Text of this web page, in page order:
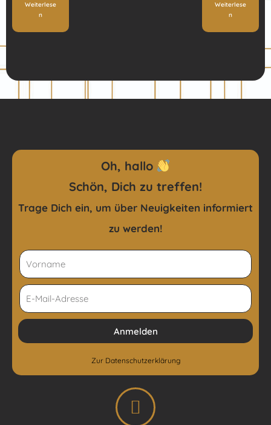
Weiterlese
n
Weiterlese
n
Oh, hallo
Schön, Dich zu treffen!
Trage Dich ein, um über Neuigkeiten informiert
zu werden!
Anmelden
Zur Datenschutzerklärung